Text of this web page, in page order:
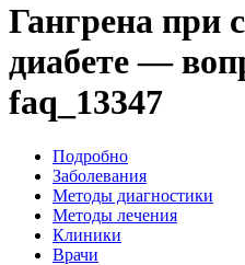
Гангрена при
диабете —
faq_13347
Подробно
Заболевания
Методы диагностики
Методы лечения
Клиники
Врачи